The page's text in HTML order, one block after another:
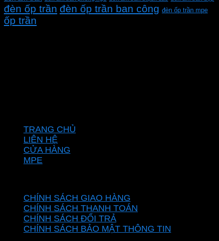
đèn ốp trần đèn ốp trần ban công đèn ốp trần mpe
ốp trần
TRANG CHỦ
LIÊN HỆ
CỬA HÀNG
MPE
CHÍNH SÁCH GIAO HÀNG
CHÍNH SÁCH THANH TOÁN
CHÍNH SÁCH ĐỔI TRẢ
CHÍNH SÁCH BẢO MẬT THÔNG TIN